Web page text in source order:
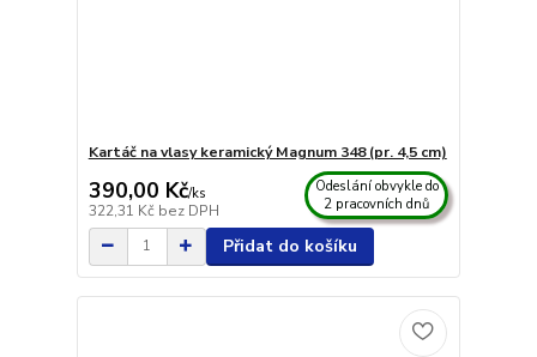
Kartáč na vlasy keramický Magnum 348 (pr. 4,5 cm)
390,00 Kč/ks
322,31 Kč bez DPH
Odeslání obvykle do
2 pracovních dnů
Přidat do košíku